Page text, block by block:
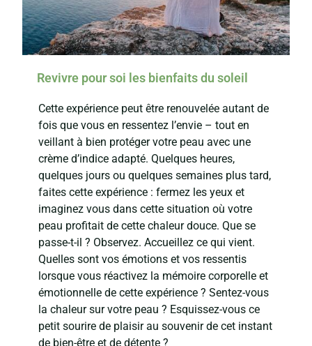
Revivre pour soi les bienfaits du soleil
Cette expérience peut être renouvelée autant de
fois que vous en ressentez l’envie – tout en
veillant à bien protéger votre peau avec une
crème d’indice adapté. Quelques heures,
quelques jours ou quelques semaines plus tard,
faites cette expérience : fermez les yeux et
imaginez vous dans cette situation où votre
peau profitait de cette chaleur douce. Que se
passe-t-il ? Observez. Accueillez ce qui vient.
Quelles sont vos émotions et vos ressentis
lorsque vous réactivez la mémoire corporelle et
émotionnelle de cette expérience ? Sentez-vous
la chaleur sur votre peau ? Esquissez-vous ce
petit sourire de plaisir au souvenir de cet instant
de bien-être et de détente ?